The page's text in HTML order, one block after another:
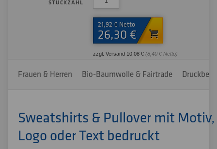
STÜCKZAHL
21,92 € Netto
26,30 €
zzgl. Versand 10,08 € (8,40 € Netto)
Frauen & Herren Bio-Baumwolle & Fairtrade
Sweatshirts & Pullover mit Motiv,
Logo oder Text bedruckt